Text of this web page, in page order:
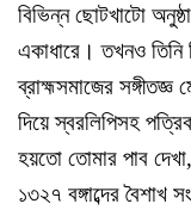
বিভিন্ন ছোটখাটো
একাধারে। তখনও তিনি
ব্রাহ্মসমাজের
দিয়ে স্বরলিপিসহ
হয়তো তোমার পাব
১৩২৭ বঙ্গাব্দের